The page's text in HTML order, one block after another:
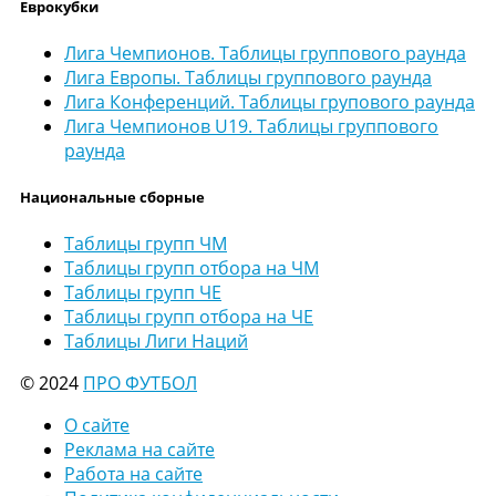
Еврокубки
Лига Чемпионов. Таблицы группового раунда
Лига Европы. Таблицы группового раунда
Лига Конференций. Таблицы групового раунда
Лига Чемпионов U19. Таблицы группового
раунда
Национальные сборные
Таблицы групп ЧМ
Таблицы групп отбора на ЧМ
Таблицы групп ЧЕ
Таблицы групп отбора на ЧЕ
Таблицы Лиги Наций
© 2024 ПРО ФУТБОЛ
О сайте
Реклама на сайте
Работа на сайте